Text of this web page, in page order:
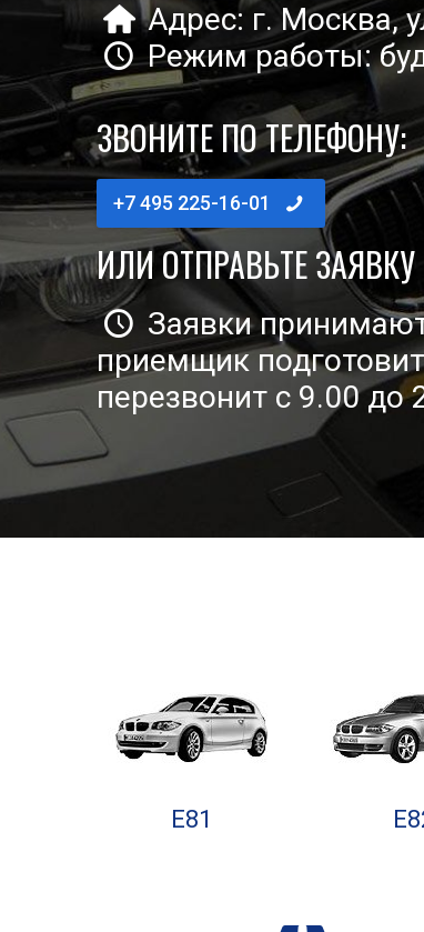
Адрес: г. Москва,
Режим рабо­ты:
ЗВОНИТЕ ПО ТЕЛЕФОНУ:
+7 495 225-16-01
ИЛИ ОТПРАВЬТЕ
Заяв­ки
при­ем­щик
пере­зво­нит с 9.00 до
E81